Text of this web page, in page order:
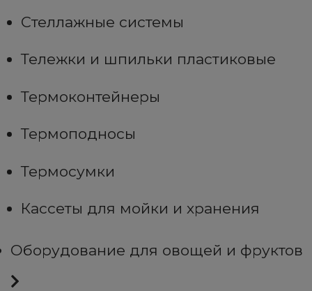
Стеллажные системы
Тележки и шпильки пластиковые
Термоконтейнеры
Термоподносы
Термосумки
Кассеты для мойки и хранения
Оборудование для овощей и фруктов